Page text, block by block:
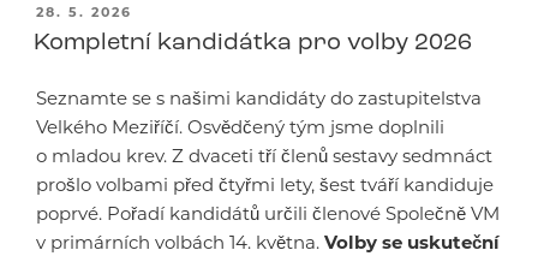
PUBLIKOVÁNO
28. 5. 2026
Kompletní kandidátka pro volby 2026
Seznamte se s našimi kandidáty do zastupitelstva
Velkého Meziříčí. Osvědčený tým jsme doplnili
o mladou krev. Z dvaceti tří členů sestavy sedmnáct
prošlo volbami před čtyřmi lety, šest tváří kandiduje
poprvé. Pořadí kandidátů určili členové Společně VM
v primárních volbách 14. května. Volby se uskuteční